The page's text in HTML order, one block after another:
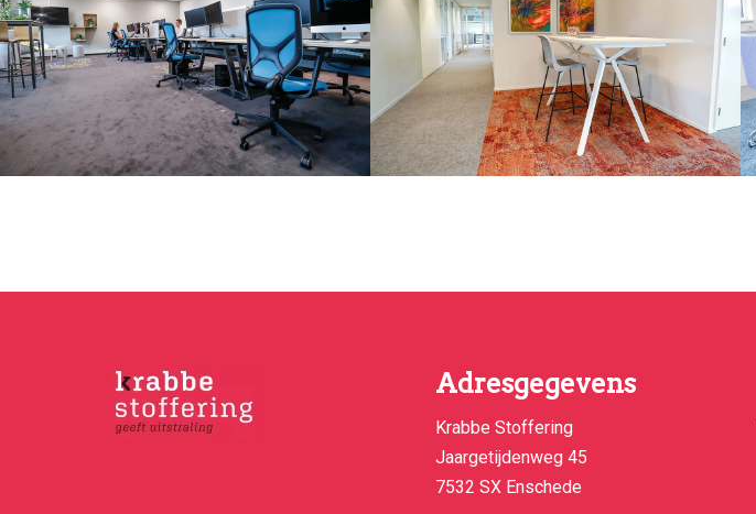
Adresgegevens
Krabbe Stoffering
Jaargetijdenweg 45
7532 SX Enschede